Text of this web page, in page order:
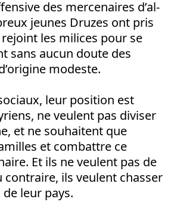
des mercenaires d’al-
jeunes Druzes ont pris
les milices pour se
sans aucun doute des
modeste.
leur position est
ne veulent pas diviser
et ne souhaitent que
et combattre ce
Et ils ne veulent pas de
contraire, ils veulent chasser
leur pays.